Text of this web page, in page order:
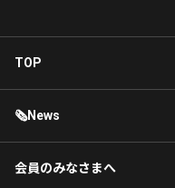
TOP
🗞News
会員のみなさまへ